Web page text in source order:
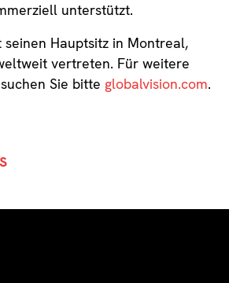
unterstützt.
Hauptsitz in Montreal,
vertreten. Für weitere
Sie bitte globalvision.com.